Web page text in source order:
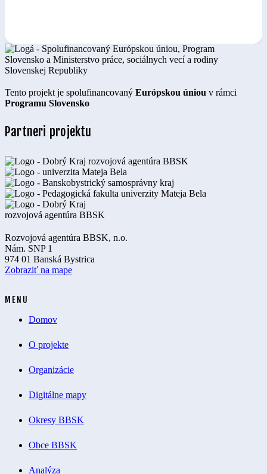
Tento projekt je spolufinancovaný Európskou úniou v rámci
Programu Slovensko
Partneri projektu
Rozvojová agentúra BBSK, n.o.
Nám. SNP 1
974 01 Banská Bystrica
Zobraziť na mape
MENU
Domov
O projekte
Organizácie
Digitálne mapy
Okresy BBSK
Obce BBSK
Analýza